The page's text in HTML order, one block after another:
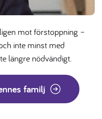
mot förstoppning –
inte minst med
längre nödvändigt.
familj